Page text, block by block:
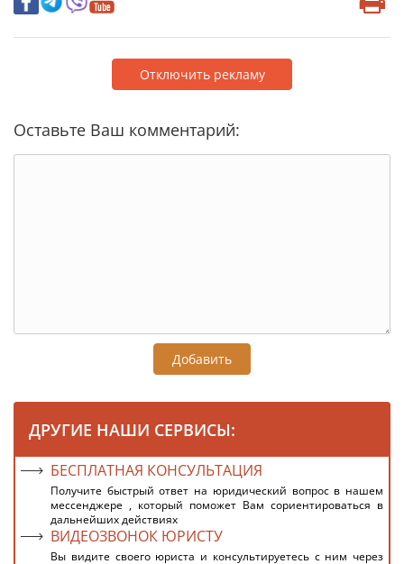
Отключить рекламу
Оставьте Ваш комментарий:
Добавить
ДРУГИЕ НАШИ СЕРВИСЫ:
БЕСПЛАТНАЯ КОНСУЛЬТАЦИЯ
Получите быстрый ответ на юридический вопрос в нашем
мессенджере , который поможет Вам сориентироваться в
дальнейших действиях
ВИДЕОЗВОНОК ЮРИСТУ
Вы видите своего юриста и консультируетесь с ним через